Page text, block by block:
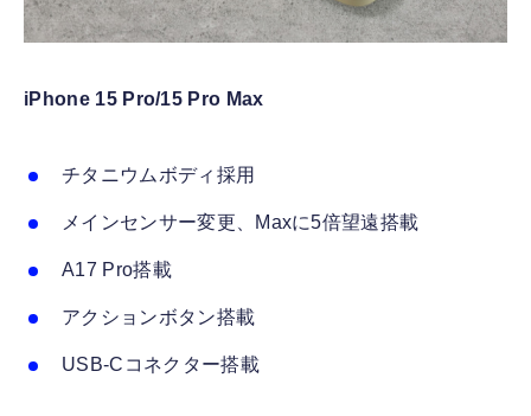
iPhone 15 Pro/15 Pro Max
チタニウムボディ採用
メインセンサー変更、Maxに5倍望遠搭載
A17 Pro搭載
アクションボタン搭載
USB-Cコネクター搭載